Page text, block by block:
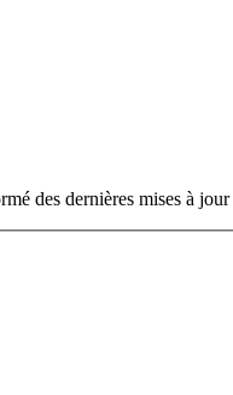
des dernières mises à